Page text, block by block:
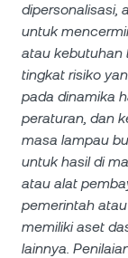
dipersonalisasi,
untuk
atau kebutuhan
tingkat risiko
pada dinamika
peraturan, dan
masa lampau
untuk hasil di
atau alat
pemerintah
memiliki aset
lainnya.